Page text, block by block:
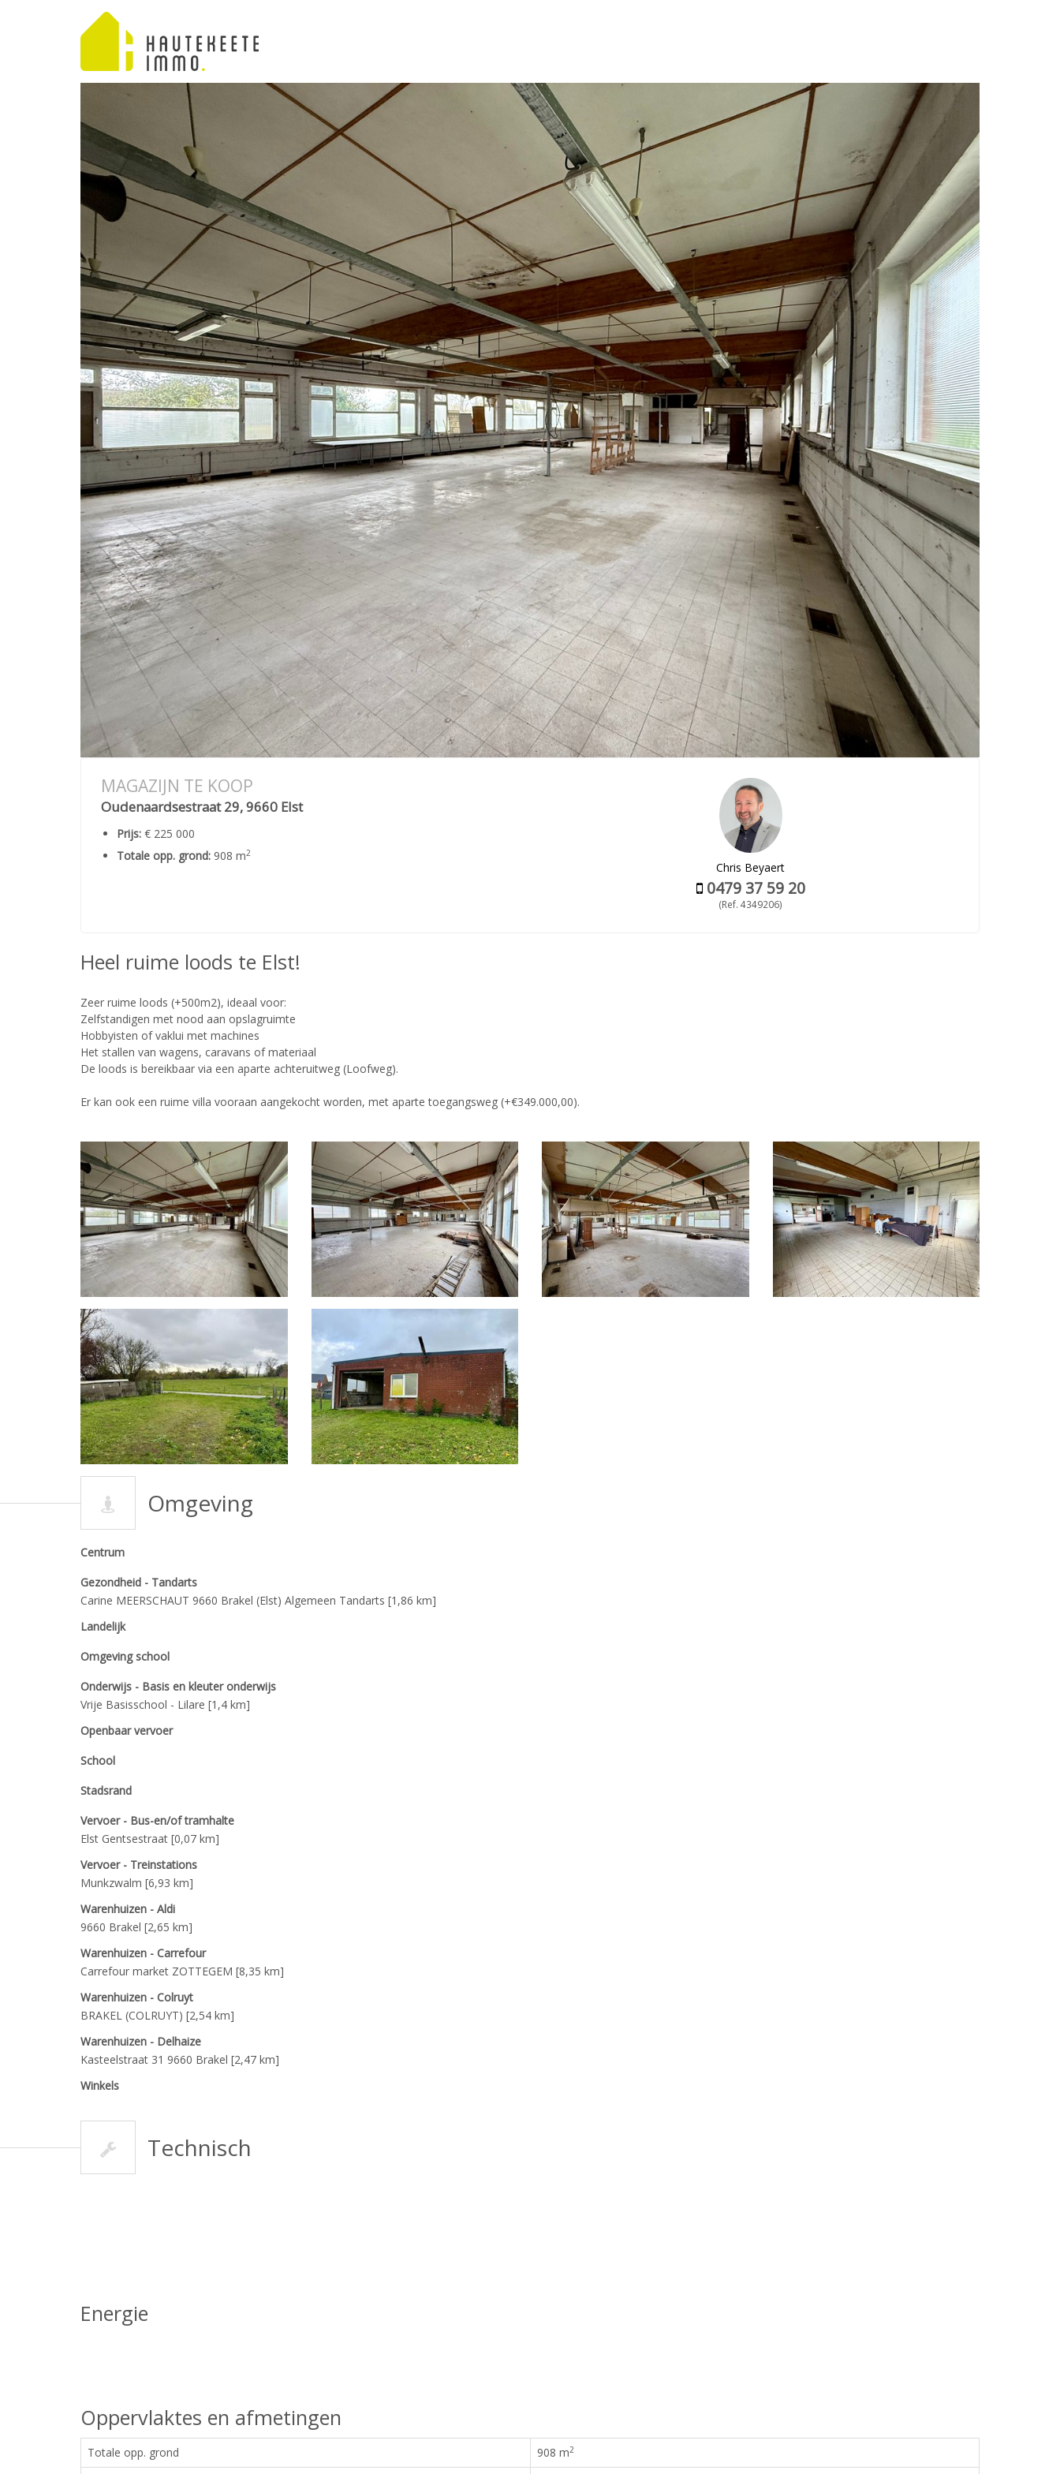
MAGAZIJN TE KOOP
Oudenaardsestraat 29, 9660 Elst
Prijs: € 225 000
Totale opp. grond: 908 m2
Chris Beyaert
0479 37 59 20
(Ref. 4349206)
Heel ruime loods te Elst!
Zeer ruime loods (+500m2), ideaal voor:
Zelfstandigen met nood aan opslagruimte
Hobbyisten of vaklui met machines
Het stallen van wagens, caravans of materiaal
De loods is bereikbaar via een aparte achteruitweg (Loofweg).
Er kan ook een ruime villa vooraan aangekocht worden, met aparte toegangsweg (+€349.000,00).
Omgeving
Centrum
Gezondheid - Tandarts
Carine MEERSCHAUT 9660 Brakel (Elst) Algemeen Tandarts [1,86 km]
Landelijk
Omgeving school
Onderwijs - Basis en kleuter onderwijs
Vrije Basisschool - Lilare [1,4 km]
Openbaar vervoer
School
Stadsrand
Vervoer - Bus-en/of tramhalte
Elst Gentsestraat [0,07 km]
Vervoer - Treinstations
Munkzwalm [6,93 km]
Warenhuizen - Aldi
9660 Brakel [2,65 km]
Warenhuizen - Carrefour
Carrefour market ZOTTEGEM [8,35 km]
Warenhuizen - Colruyt
BRAKEL (COLRUYT) [2,54 km]
Warenhuizen - Delhaize
Kasteelstraat 31 9660 Brakel [2,47 km]
Winkels
Technisch
Energie
Oppervlaktes en afmetingen
Totale opp. grond 908 m2